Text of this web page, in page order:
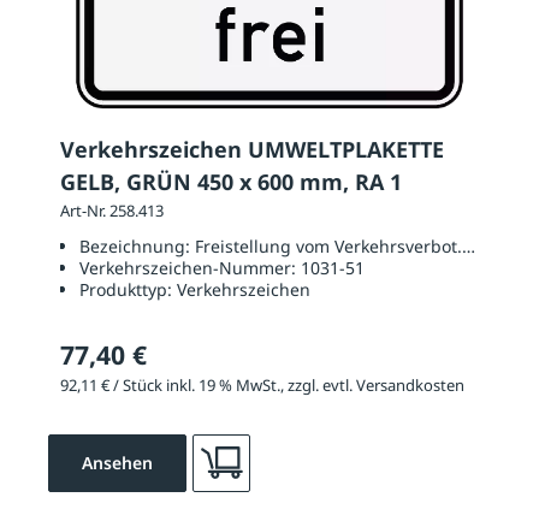
Verkehrszeichen UMWELTPLAKETTE
GELB, GRÜN 450 x 600 mm, RA 1
Art-Nr. 258.413
Bezeichnung: Freistellung vom Verkehrsverbot. Gelbe
Verkehrszeichen-Nummer: 1031-51
Produkttyp: Verkehrszeichen
77,40 €
92,11 € / Stück inkl. 19 % MwSt., zzgl. evtl. Versandkosten
Ansehen